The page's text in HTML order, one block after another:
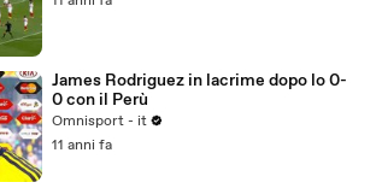
James Rodriguez in lacrime dopo lo 0-
0 con il Perù
Omnisport - it
11 anni fa